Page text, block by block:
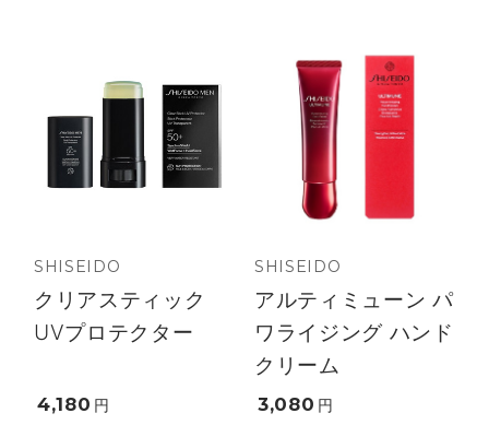
SHISEIDO
クリアスティック
UVプロテクター
4,180 円
SHISEIDO
アルティミューン パ
ワライジング ハンド
クリーム
3,080 円